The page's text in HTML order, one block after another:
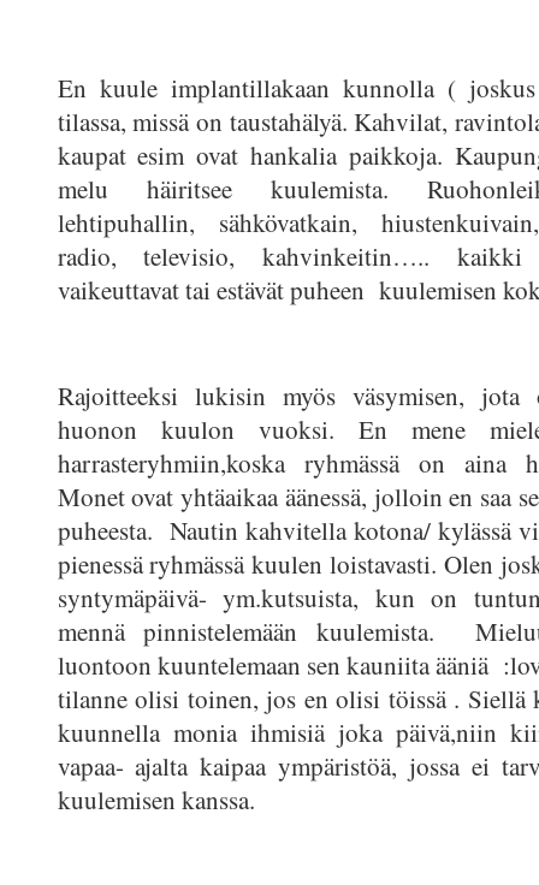
En kuule implantillakaan kunnolla (
tilassa, missä on taustahälyä. Kahvilat,
kaupat esim ovat hankalia paikkoja.
melu häiritsee kuulemista.
lehtipuhallin, sähkövatkain,
radio, televisio, kahvinkeitin….. kaikki
vaikeuttavat tai estävät puheen kuulemisen
Rajoitteeksi lukisin myös väsymisen,
huonon kuulon vuoksi. En mene
harrasteryhmiin,koska ryhmässä on aina
Monet ovat yhtäaikaa äänessä, jolloin en saa
puheesta. Nautin kahvitella kotona/ kylässä
pienessä ryhmässä kuulen loistavasti. Olen
syntymäpäivä- ym.kutsuista, kun on
mennä pinnistelemään kuulemista.
luontoon kuuntelemaan sen kauniita ääniä
tilanne olisi toinen, jos en olisi töissä . Siellä
kuunnella monia ihmisiä joka päivä,niin
vapaa- ajalta kaipaa ympäristöä, jossa ei
kuulemisen kanssa.